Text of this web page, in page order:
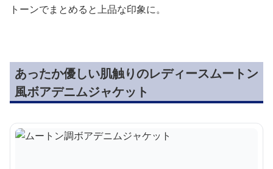
トーンでまとめると上品な印象に。
あったか優しい肌触りのレディースムートン
風ボアデニムジャケット